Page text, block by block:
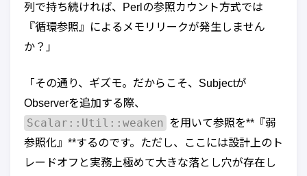
列で持ち続ければ、Perlの参照カウント方式では
『循環参照』によるメモリリークが発生しません
か？」
「その通り、ギズモ。だからこそ、Subjectが
Observerを追加する際、
Scalar::Util::weaken
を用いて参照を**『弱
参照化』**するのです。ただし、ここには設計上のト
レードオフと実務上極めて大きな落とし穴が存在し